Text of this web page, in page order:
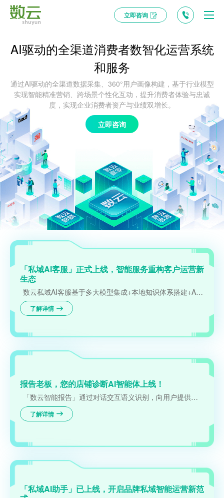
立即咨询
AI驱动的全渠道消费者数智化运营系统
和服务
通过AI驱动的全渠道数据采集、360°用户画像构建，基于行业模型
实现智能精准营销、跨场景个性化互动，提升消费者体验与忠诚
度，实现企业消费者资产与业绩双增长。
立即咨询
「私域AI客服」正式上线，智能服务重构客户运营新
生态
数云私域AI客服基于多大模型集成+本地知识体系搭建+Agentic工作流等技术研发
了解详情
报告老板，您的店铺诊断AI智能体上线！
「数云智能报告」通过对话交互语义识别，向用户提供个性化店铺诊断、关键指标分析，以及智能化策略建议、自动化运营落地等一站式服务，实现“分析-策略-行动”的诊断闭环，全方位提升店铺经营的科学性和精准度。
了解详情
「私域AI助手」已上线，开启品牌私域智能运营新范